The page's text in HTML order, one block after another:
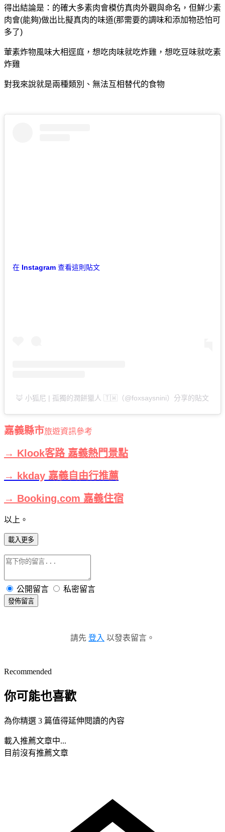
得出結論是：的確大多素肉會模仿真肉外觀與命名，但鮮少素
肉會(能夠)做出比擬真肉的味道(那需要的調味和添加物恐怕可
多了)
葷素炸物風味大相逕庭， 想吃肉味就吃炸雞，想吃豆味就吃素
炸雞
對我來說就是兩種類別、無法互相替代的食物
在 Instagram 查看這則貼文
🦊 小狐尼 | 孤獨的潤餅獵人 🇹🇼（@foxsaysnini）分享的貼文
嘉義縣市旅遊資訊參考
→ Klook客路 嘉義熱門景點
→ kkday 嘉義自由行推薦
→ Booking.com 嘉義住宿
以上。
載入更多
公開留言 私密留言
發佈留言
請先 登入 以發表留言。
Recommended
你可能也喜歡
為你精選 3 篇值得延伸閱讀的內容
載入推薦文章中...
目前沒有推薦文章